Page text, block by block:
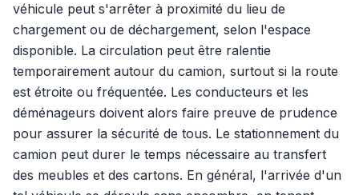
véhicule peut s'arrêter à proximité du lieu de
chargement ou de déchargement, selon l'espace
disponible. La circulation peut être ralentie
temporairement autour du camion, surtout si la route
est étroite ou fréquentée. Les conducteurs et les
déménageurs doivent alors faire preuve de prudence
pour assurer la sécurité de tous. Le stationnement du
camion peut durer le temps nécessaire au transfert
des meubles et des cartons. En général, l'arrivée d'un